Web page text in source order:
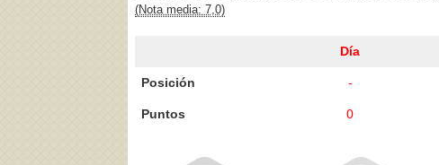
(Nota media: 7,0)
Día
Posición -
Puntos 0